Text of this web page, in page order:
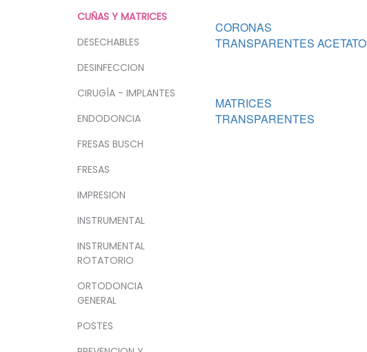
CUÑAS Y MATRICES
DESECHABLES
DESINFECCION
CIRUGÍA - IMPLANTES
ENDODONCIA
FRESAS BUSCH
FRESAS
IMPRESION
INSTRUMENTAL
INSTRUMENTAL
ROTATORIO
ORTODONCIA
GENERAL
POSTES
CORONAS
TRANSPARENTES ACETATO
MATRICES
TRANSPARENTES